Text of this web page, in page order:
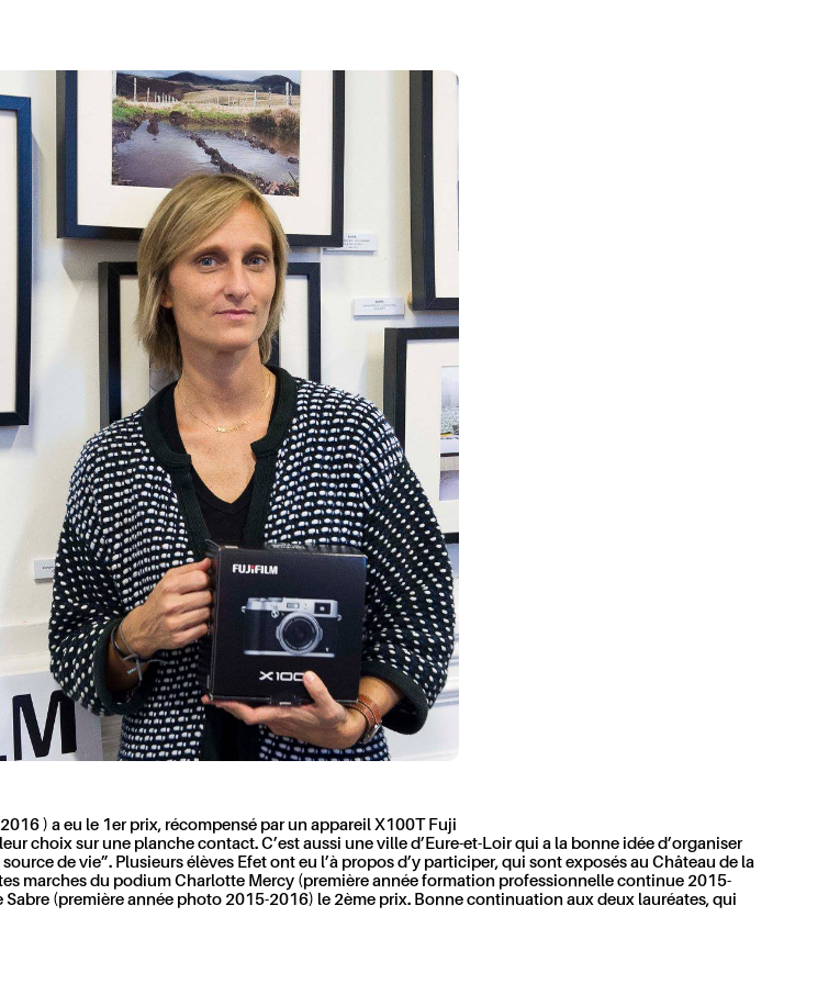
) a eu le 1er prix, récompensé par un appareil X100T Fuji
choix sur une planche contact. C’est aussi une ville d’Eure-et-Loir qui a la bonne idée d’organiser
de vie”. Plusieurs élèves Efet ont eu l’à propos d’y participer, qui sont exposés au Château de la
marches du podium Charlotte Mercy (première année formation professionnelle continue 2015-
(première année photo 2015-2016) le 2ème prix. Bonne continuation aux deux lauréates, qui